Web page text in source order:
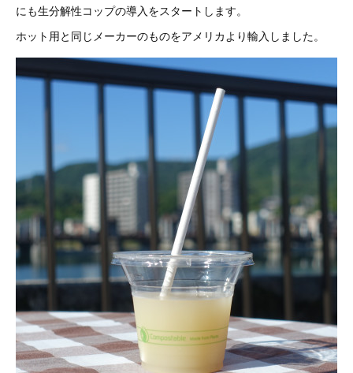
にも生分解性コップの導入をスタートします。
ホット用と同じメーカーのものをアメリカより輸入しました。